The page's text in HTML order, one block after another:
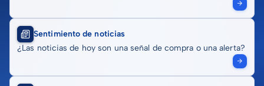
Sentimiento de noticias
¿Las noticias de hoy son una señal de compra o una alerta?